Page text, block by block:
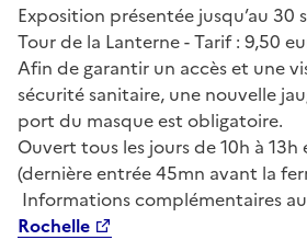
Exposition présentée jusqu’au 30
Tour de la Lanterne - Tarif : 9,50
Afin de garantir un accès et une
sécurité sanitaire, une nouvelle
port du masque est obligatoire.
Ouvert tous les jours de 10h à 13h
(dernière entrée 45mn avant la
Informations complémentaires
Rochelle